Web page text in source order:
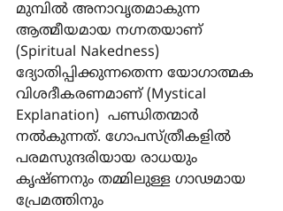
മുമ്പില്‍ അനാവൃതമാകുന്ന
ആത്മീയമായ നഗ്നതയാണ്
(Spiritual Nakedness)
ദ്യോതിപ്പിക്കുന്നതെന്ന യോഗാത്മക
വിശദീകരണമാണ് (Mystical
Explanation)  പണ്ഡിതന്മാര്‍
നല്‍കുന്നത്. ഗോപസ്ത്രീകളില്‍
പരമസുന്ദരിയായ രാധയും
കൃഷ്ണനും തമ്മിലുള്ള ഗാഢമായ
പ്രേമത്തിനും